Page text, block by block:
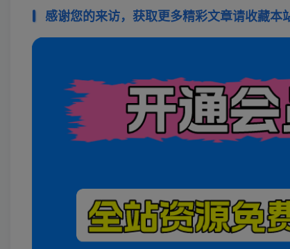
感谢您的来访，获取更多精彩文章请收藏本